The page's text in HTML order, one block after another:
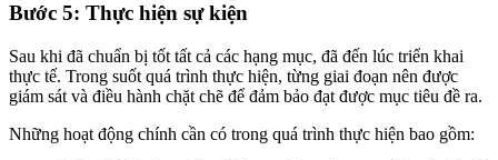
Bước 5: Thực hiện sự kiện
Sau khi đã chuẩn bị tốt tất cả các hạng mục, đã đến lúc triển khai
thực tế. Trong suốt quá trình thực hiện, từng giai đoạn nên được
giám sát và điều hành chặt chẽ để đảm bảo đạt được mục tiêu đề ra.
Những hoạt động chính cần có trong quá trình thực hiện bao gồm: